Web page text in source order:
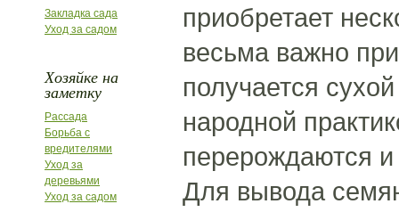
Закладка сада
Уход за садом
Хозяйке на
заметку
Рассада
Борьба с
вредителями
Уход за
деревьями
Уход за садом
приобретает
весьма важно
получается
народной
перерождаются
Для вывода